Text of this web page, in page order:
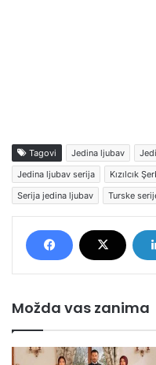
Tagovi Jedina ljubav
Jedina ljubav serija
Kızılcık
Serija jedina ljubav
Turske
Možda vas zanima